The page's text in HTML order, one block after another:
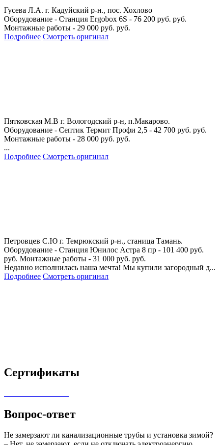
Гусева Л.А. г. Кадуйский р-н., пос. Хохлово
Оборудование - Станция Ergobox 6S - 76 200 руб. руб.
Монтажные работы - 29 000 руб. руб.
Подробнее Смотреть оригинал
Пятковская М.В г. Вологодский р-н, п.Макарово.
Оборудование - Септик Термит Профи 2,5 - 42 700 руб. руб.
Монтажные работы - 28 000 руб. руб.
...
Подробнее Смотреть оригинал
Петровцев С.Ю г. Темрюкский р-н., станица Тамань.
Оборудование - Станция Юнилос Астра 8 пр - 101 400 руб.
руб. Монтажные работы - 31 000 руб. руб.
Недавно исполнилась наша мечта! Мы купили загородный д...
Подробнее Смотреть оригинал
Сертификаты
Вопрос-ответ
Не замерзают ли канализационные трубы и установка зимой?